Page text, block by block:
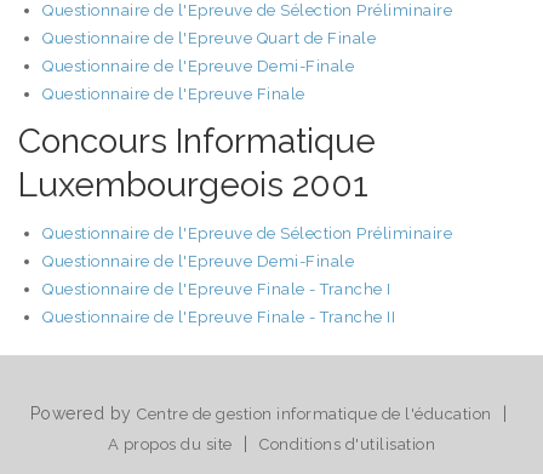
Questionnaire de l'Epreuve de Sélection Préliminaire
Questionnaire de l'Epreuve Quart de Finale
Questionnaire de l'Epreuve Demi-Finale
Questionnaire de l'Epreuve Finale
Concours Informatique
Luxembourgeois 2001
Questionnaire de l'Epreuve de Sélection Préliminaire
Questionnaire de l'Epreuve Demi-Finale
Questionnaire de l'Epreuve Finale - Tranche I
Questionnaire de l'Epreuve Finale - Tranche II
Powered by Centre de gestion informatique de l'éducation
A propos du site Conditions d'utilisation